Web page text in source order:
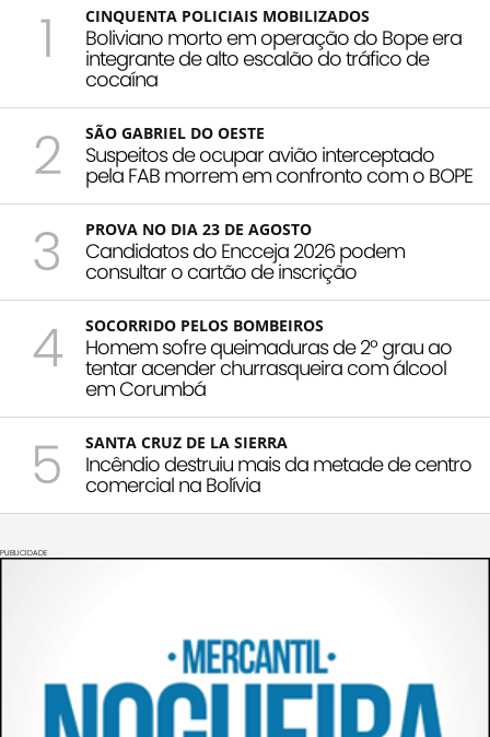
1 CINQUENTA POLICIAIS MOBILIZADOS
Boliviano morto em operação do Bope era
integrante de alto escalão do tráfico de
cocaína
2 SÃO GABRIEL DO OESTE
Suspeitos de ocupar avião interceptado
pela FAB morrem em confronto com o BOPE
3 PROVA NO DIA 23 DE AGOSTO
Candidatos do Encceja 2026 podem
consultar o cartão de inscrição
4 SOCORRIDO PELOS BOMBEIROS
Homem sofre queimaduras de 2º grau ao
tentar acender churrasqueira com álcool
em Corumbá
5 SANTA CRUZ DE LA SIERRA
Incêndio destruiu mais da metade de centro
comercial na Bolívia
PUBLICIDADE